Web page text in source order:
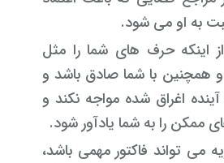
به او می شود.
اینکه حرف های شما را مثل
و همچنین با شما صادق باشد و
آینده اغراق شده مواجه نکند و
ممکن را به شما یادآور شود.
می تواند فاکتور مهمی باشد،